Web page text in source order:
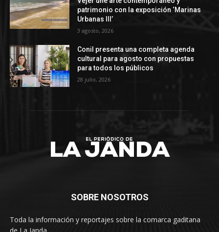
patrimonio con la exposición ‘Marinas
Urbanas III’
3 agosto, 2026
Conil presenta una completa agenda
cultural para agosto con propuestas
para todos los públicos
28 julio, 2026
SOBRE NOSOTROS
Toda la información y reportajes sobre la comarca gaditana